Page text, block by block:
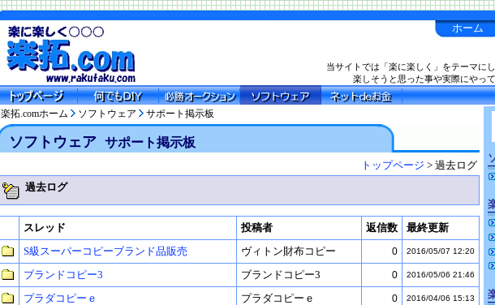
ホーム
当サイトでは「楽に楽しく」をテーマに
楽しそうと思った事や実際にやっ
楽拓.comホーム ソフトウェア サポート掲示板
ソフトウェア サポート掲示板
トップページ > 過去ログ
過去ログ
スレッド 投稿者 返信数
最終更新
S級スーパーコピーブランド品販売
ヴィトン財布コピー 0 2016/05/07 12:20
ブランドコピー3 ブランドコピー3 0 2016/05/06 21:46
プラダコピーｅ プラダコピーｅ 0 2016/04/06 15:13